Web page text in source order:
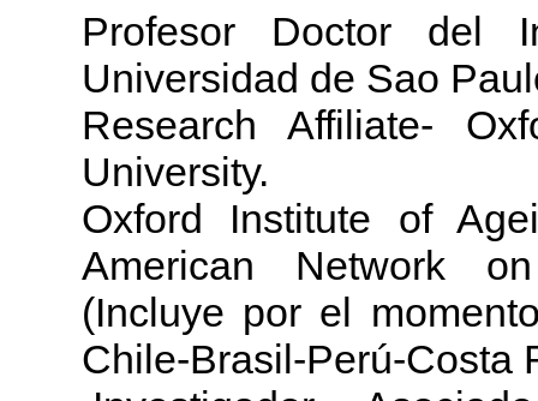
Profesor Doctor del
Universidad de Sao
Research Affiliate-
University.
Oxford Institute of
American Network
(Incluye por el
Chile-Brasil-Perú-Costa